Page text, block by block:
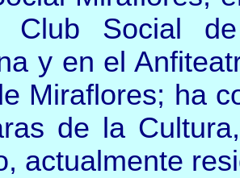
Club Social
y en el
Miraflores; ha
de la
actualmente